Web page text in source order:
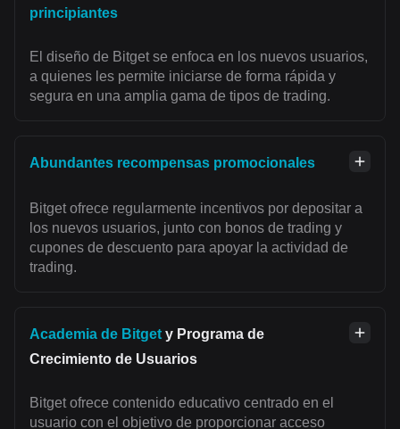
principiantes
El diseño de Bitget se enfoca en los nuevos usuarios,
a quienes les permite iniciarse de forma rápida y
segura en una amplia gama de tipos de trading.
Abundantes recompensas promocionales
Bitget ofrece regularmente incentivos por depositar a
los nuevos usuarios, junto con bonos de trading y
cupones de descuento para apoyar la actividad de
trading.
Academia de Bitget y Programa de
Crecimiento de Usuarios
Bitget ofrece contenido educativo centrado en el
usuario con el objetivo de proporcionar acceso